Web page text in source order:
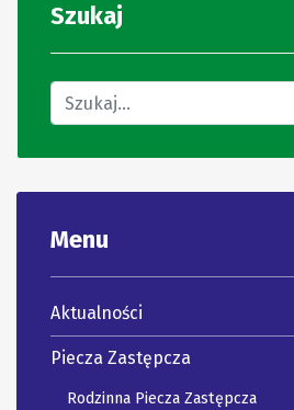
Szukaj
Znajdź na stronie
Menu
Aktualności
Piecza Zastępcza
Rodzinna Piecza Zastępcza